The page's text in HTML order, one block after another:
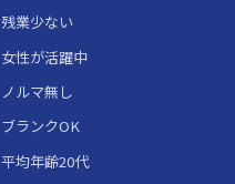
残業少ない
女性が活躍中
ノルマ無し
ブランクOK
平均年齢20代